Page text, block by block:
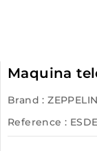
Maquina
Brand : ZEPPELIN
Reference :